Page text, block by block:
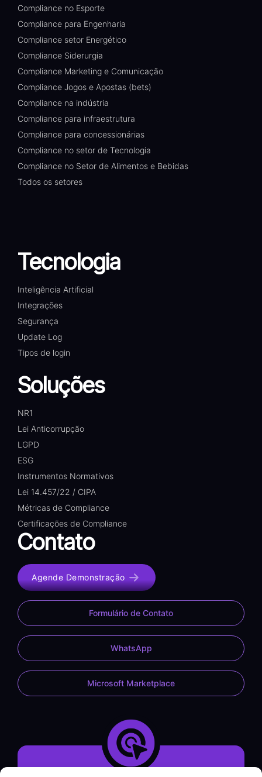
Compliance no Esporte
Compliance para Engenharia
Compliance setor Energético
Compliance Siderurgia
Compliance Marketing e Comunicação
Compliance Jogos e Apostas (bets)
Compliance na indústria
Compliance para infraestrutura
Compliance para concessionárias
Compliance no setor de Tecnologia
Compliance no Setor de Alimentos e Bebidas
Todos os setores
Tecnologia
Inteligência Artificial
Integrações
Segurança
Update Log
Tipos de login
Soluções
NR1
Lei Anticorrupção
LGPD
ESG
Instrumentos Normativos
Lei 14.457/22 / CIPA
Métricas de Compliance
Certificações de Compliance
Contato
Agende Demonstração
Formulário de Contato
WhatsApp
Microsoft Marketplace